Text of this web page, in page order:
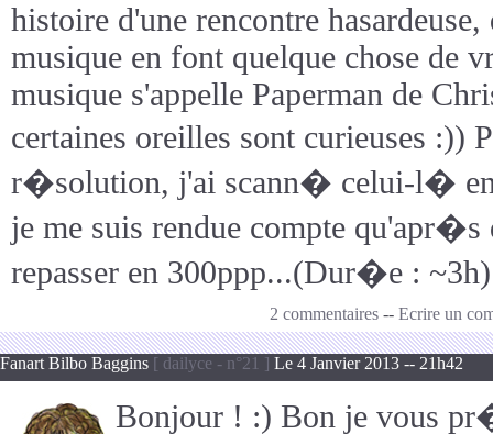
histoire d'une rencontre
musique en font quelque chose de
musique s'appelle Paperman de
certaines oreilles sont curieuses
r�solution, j'ai scann� celui-l� en
je me suis rendue compte
repasser en 300ppp...(Dur�e : ~3h)
2 commentaires -- Ecrire un
Fanart Bilbo Baggins [ dailyce - n°21 ] Le 4 Janvier 2013 -- 21h42
Bonjour ! :) Bon je vous